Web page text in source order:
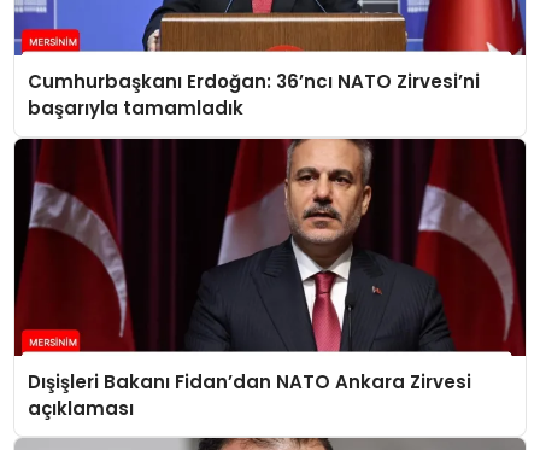
Cumhurbaşkanı Erdoğan: 36’ncı NATO Zirvesi’ni
başarıyla tamamladık
Dışişleri Bakanı Fidan’dan NATO Ankara Zirvesi
açıklaması